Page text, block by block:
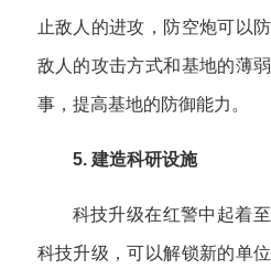
止敌人的进攻，防空炮可以
敌人的攻击方式和基地的薄
事，提高基地的防御能力。
5. 建造科研设施
科技升级在红警中起着
科技升级，可以解锁新的单